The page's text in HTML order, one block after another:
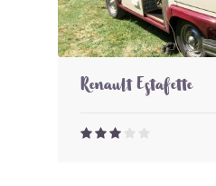
Renault Estafette